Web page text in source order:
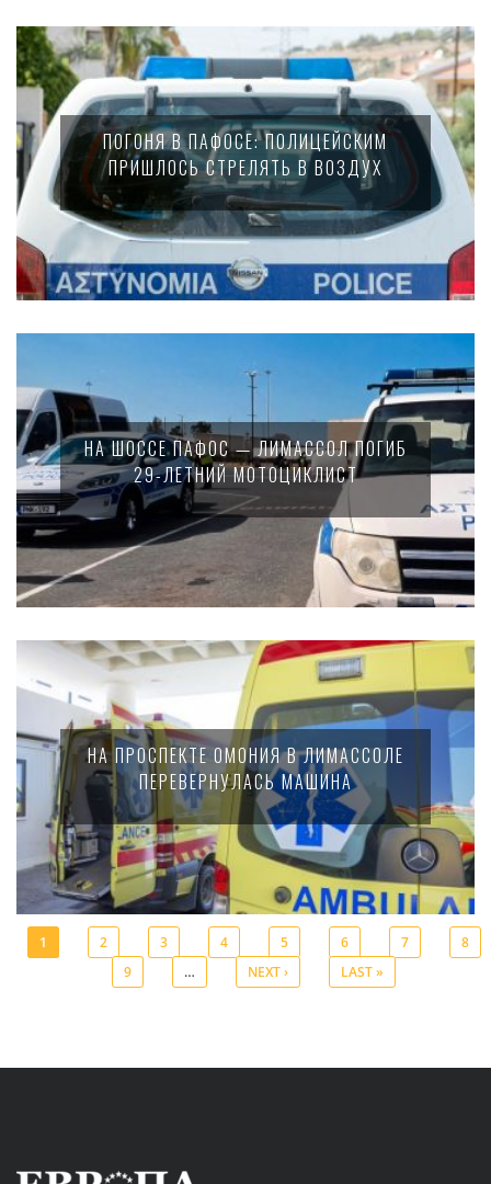
ПОГОНЯ В ПАФОСЕ: ПОЛИЦЕЙСКИМ
ПРИШЛОСЬ СТРЕЛЯТЬ В ВОЗДУХ
НА ШОССЕ ПАФОС — ЛИМАССОЛ ПОГИБ
29-ЛЕТНИЙ МОТОЦИКЛИСТ
НА ПРОСПЕКТЕ ОМОНИЯ В ЛИМАССОЛЕ
ПЕРЕВЕРНУЛАСЬ МАШИНА
1 2 3 4 5 6 7
8
9
… NEXT › LAST »